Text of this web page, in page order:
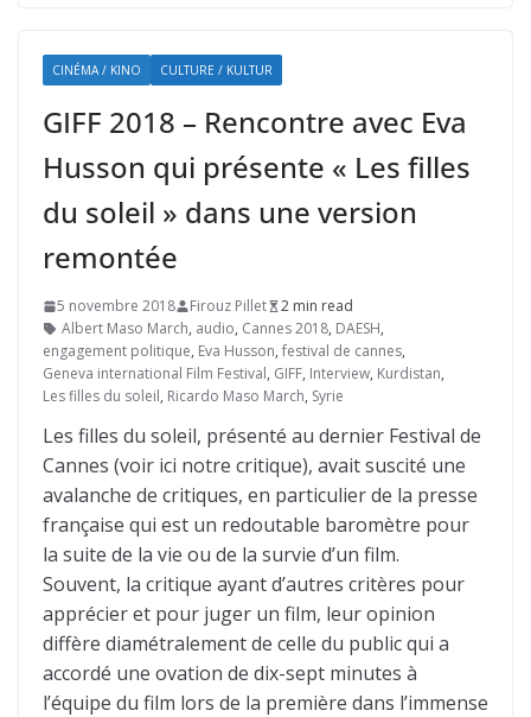
CINÉMA / KINO CULTURE / KULTUR
GIFF 2018 – Rencontre avec Eva
Husson qui présente « Les filles
du soleil » dans une version
remontée
5 novembre 2018 Firouz Pillet
2 min read
Albert Maso March, audio, Cannes 2018, DAESH,
engagement politique, Eva Husson, festival de cannes,
Geneva international Film Festival, GIFF, Interview, Kurdistan,
Les filles du soleil, Ricardo Maso March, Syrie
Les filles du soleil, présenté au dernier Festival de
Cannes (voir ici notre critique), avait suscité une
avalanche de critiques, en particulier de la presse
française qui est un redoutable baromètre pour
la suite de la vie ou de la survie d’un film.
Souvent, la critique ayant d’autres critères pour
apprécier et pour juger un film, leur opinion
diffère diamétralement de celle du public qui a
accordé une ovation de dix-sept minutes à
l’équipe du film lors de la première dans l’immense